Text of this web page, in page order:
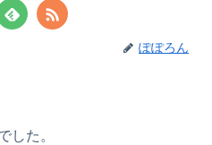
ぽぽろん
した。